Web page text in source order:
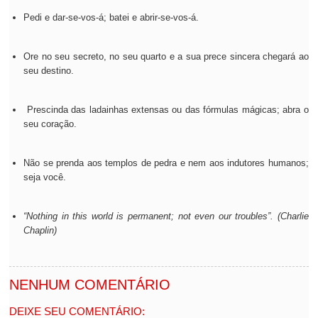
Pedi e dar-se-vos-á; batei e abrir-se-vos-á.
Ore no seu secreto, no seu quarto e a sua prece sincera chegará ao
seu destino.
Prescinda das ladainhas extensas ou das fórmulas mágicas; abra o
seu coração.
Não se prenda aos templos de pedra e nem aos indutores humanos;
seja você.
“Nothing in this world is permanent; not even our troubles”. (Charlie
Chaplin)
NENHUM COMENTÁRIO
DEIXE SEU COMENTÁRIO: